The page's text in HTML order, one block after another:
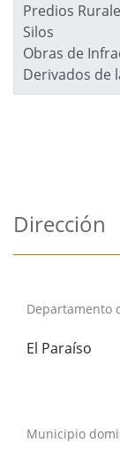
Predios
Silos
Obras de
Derivados de
Dirección
Departamento
El Paraíso
Municipio